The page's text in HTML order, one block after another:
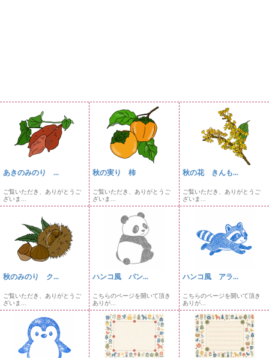
あきのみのり ...
ご覧いただき、ありがとうご
ざいま...
秋の実り 柿
ご覧いただき、ありがとうご
ざいま...
秋の花 きんも...
ご覧いただき、ありがとうご
ざいま...
秋のみのり ク...
ご覧いただき、ありがとうご
ざいま...
ハンコ風 パン...
こちらのページを開いて頂き
ありが...
ハンコ風 アラ...
こちらのページを開いて頂き
ありが...